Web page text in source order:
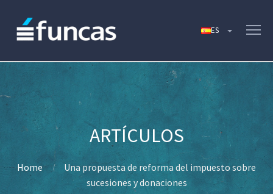
Home
Una propuesta de reforma del impuesto sobre
sucesiones y donaciones